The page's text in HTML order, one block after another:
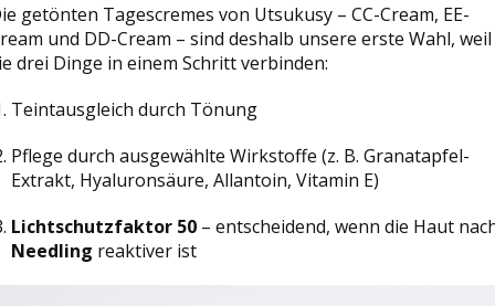
getönten Tagescremes von Utsukusy – CC-Cream, EE-
und DD-Cream – sind deshalb unsere erste Wahl, weil
drei Dinge in einem Schritt verbinden:
Teintausgleich durch Tönung
Pflege durch ausgewählte Wirkstoffe (z. B. Granatapfel-
Extrakt, Hyaluronsäure, Allantoin, Vitamin E)
Lichtschutzfaktor 50 – entscheidend, wenn die Haut
Needling reaktiver ist